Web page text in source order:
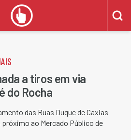
a tiros em via
do Rocha
das Ruas Duque de Caxias
ao Mercado Público de